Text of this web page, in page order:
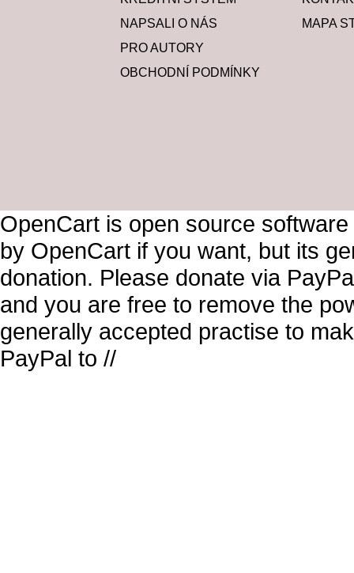
NAPSALI O NÁS
PRO AUTORY
OBCHODNÍ PODMÍNKY
MAPA
OpenCart is open source
by OpenCart if you want, but its
donation. Please donate via
and you are free to remove the
generally accepted practise to
PayPal to //